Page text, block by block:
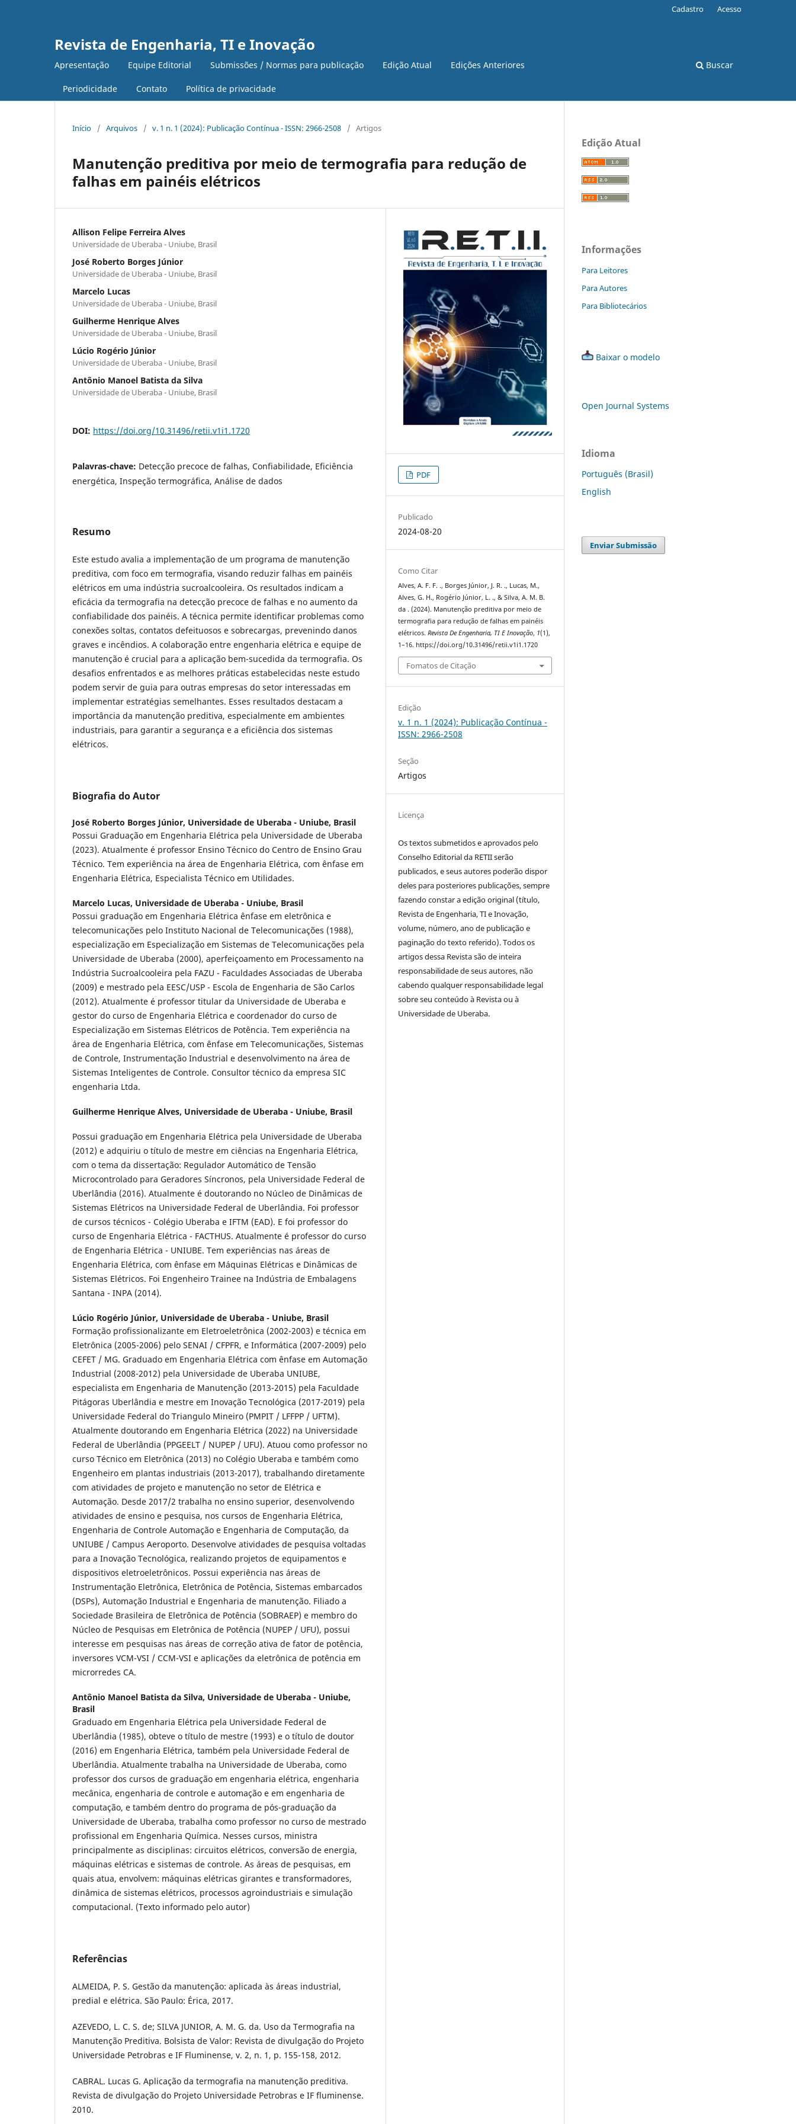
Revista de Engenharia, TI e Inovação
Apresentação Equipe Editorial Submissões / Normas para publicação Edição Atual Edições Anteriores
Periodicidade Contato Política de privacidade
Buscar
Cadastro Acesso
Início / Arquivos / v. 1 n. 1 (2024): Publicação Contínua - ISSN: 2966-2508 / Artigos
Manutenção preditiva por meio de termografia para redução de
falhas em painéis elétricos
Allison Felipe Ferreira Alves
Universidade de Uberaba - Uniube, Brasil
José Roberto Borges Júnior
Universidade de Uberaba - Uniube, Brasil
Marcelo Lucas
Universidade de Uberaba - Uniube, Brasil
Guilherme Henrique Alves
Universidade de Uberaba - Uniube, Brasil
Lúcio Rogério Júnior
Universidade de Uberaba - Uniube, Brasil
Antônio Manoel Batista da Silva
Universidade de Uberaba - Uniube, Brasil
DOI: https://doi.org/10.31496/retii.v1i1.1720
Palavras-chave: Detecção precoce de falhas, Confiabilidade, Eficiência
energética, Inspeção termográfica, Análise de dados
Resumo
Este estudo avalia a implementação de um programa de manutenção
preditiva, com foco em termografia, visando reduzir falhas em painéis
elétricos em uma indústria sucroalcooleira. Os resultados indicam a
eficácia da termografia na detecção precoce de falhas e no aumento da
confiabilidade dos painéis. A técnica permite identificar problemas como
conexões soltas, contatos defeituosos e sobrecargas, prevenindo danos
graves e incêndios. A colaboração entre engenharia elétrica e equipe de
manutenção é crucial para a aplicação bem-sucedida da termografia. Os
desafios enfrentados e as melhores práticas estabelecidas neste estudo
podem servir de guia para outras empresas do setor interessadas em
implementar estratégias semelhantes. Esses resultados destacam a
importância da manutenção preditiva, especialmente em ambientes
industriais, para garantir a segurança e a eficiência dos sistemas
elétricos.
Biografia do Autor
José Roberto Borges Júnior, Universidade de Uberaba - Uniube, Brasil
Possui Graduação em Engenharia Elétrica pela Universidade de Uberaba
(2023). Atualmente é professor Ensino Técnico do Centro de Ensino Grau
Técnico. Tem experiência na área de Engenharia Elétrica, com ênfase em
Engenharia Elétrica, Especialista Técnico em Utilidades.
Marcelo Lucas, Universidade de Uberaba - Uniube, Brasil
Possui graduação em Engenharia Elétrica ênfase em eletrônica e
telecomunicações pelo Instituto Nacional de Telecomunicações (1988),
especialização em Especialização em Sistemas de Telecomunicações pela
Universidade de Uberaba (2000), aperfeiçoamento em Processamento na
Indústria Sucroalcooleira pela FAZU - Faculdades Associadas de Uberaba
(2009) e mestrado pela EESC/USP - Escola de Engenharia de São Carlos
(2012). Atualmente é professor titular da Universidade de Uberaba e
gestor do curso de Engenharia Elétrica e coordenador do curso de
Especialização em Sistemas Elétricos de Potência. Tem experiência na
área de Engenharia Elétrica, com ênfase em Telecomunicações, Sistemas
de Controle, Instrumentação Industrial e desenvolvimento na área de
Sistemas Inteligentes de Controle. Consultor técnico da empresa SIC
engenharia Ltda.
Guilherme Henrique Alves, Universidade de Uberaba - Uniube, Brasil
Possui graduação em Engenharia Elétrica pela Universidade de Uberaba
(2012) e adquiriu o título de mestre em ciências na Engenharia Elétrica,
com o tema da dissertação: Regulador Automático de Tensão
Microcontrolado para Geradores Síncronos, pela Universidade Federal de
Uberlândia (2016). Atualmente é doutorando no Núcleo de Dinâmicas de
Sistemas Elétricos na Universidade Federal de Uberlândia. Foi professor
de cursos técnicos - Colégio Uberaba e IFTM (EAD). E foi professor do
curso de Engenharia Elétrica - FACTHUS. Atualmente é professor do curso
de Engenharia Elétrica - UNIUBE. Tem experiências nas áreas de
Engenharia Elétrica, com ênfase em Máquinas Elétricas e Dinâmicas de
Sistemas Elétricos. Foi Engenheiro Trainee na Indústria de Embalagens
Santana - INPA (2014).
Lúcio Rogério Júnior, Universidade de Uberaba - Uniube, Brasil
Formação profissionalizante em Eletroeletrônica (2002-2003) e técnica em
Eletrônica (2005-2006) pelo SENAI / CFPFR, e Informática (2007-2009) pelo
CEFET / MG. Graduado em Engenharia Elétrica com ênfase em Automação
Industrial (2008-2012) pela Universidade de Uberaba UNIUBE,
especialista em Engenharia de Manutenção (2013-2015) pela Faculdade
Pitágoras Uberlândia e mestre em Inovação Tecnológica (2017-2019) pela
Universidade Federal do Triangulo Mineiro (PMPIT / LFFPP / UFTM).
Atualmente doutorando em Engenharia Elétrica (2022) na Universidade
Federal de Uberlândia (PPGEELT / NUPEP / UFU). Atuou como professor no
curso Técnico em Eletrônica (2013) no Colégio Uberaba e também como
Engenheiro em plantas industriais (2013-2017), trabalhando diretamente
com atividades de projeto e manutenção no setor de Elétrica e
Automação. Desde 2017/2 trabalha no ensino superior, desenvolvendo
atividades de ensino e pesquisa, nos cursos de Engenharia Elétrica,
Engenharia de Controle Automação e Engenharia de Computação, da
UNIUBE / Campus Aeroporto. Desenvolve atividades de pesquisa voltadas
para a Inovação Tecnológica, realizando projetos de equipamentos e
dispositivos eletroeletrônicos. Possui experiência nas áreas de
Instrumentação Eletrônica, Eletrônica de Potência, Sistemas embarcados
(DSPs), Automação Industrial e Engenharia de manutenção. Filiado a
Sociedade Brasileira de Eletrônica de Potência (SOBRAEP) e membro do
Núcleo de Pesquisas em Eletrônica de Potência (NUPEP / UFU), possui
interesse em pesquisas nas áreas de correção ativa de fator de potência,
inversores VCM-VSI / CCM-VSI e aplicações da eletrônica de potência em
microrredes CA.
Antônio Manoel Batista da Silva, Universidade de Uberaba - Uniube,
Brasil
Graduado em Engenharia Elétrica pela Universidade Federal de
Uberlândia (1985), obteve o título de mestre (1993) e o título de doutor
(2016) em Engenharia Elétrica, também pela Universidade Federal de
Uberlândia. Atualmente trabalha na Universidade de Uberaba, como
professor dos cursos de graduação em engenharia elétrica, engenharia
mecânica, engenharia de controle e automação e em engenharia de
computação, e também dentro do programa de pós-graduação da
Universidade de Uberaba, trabalha como professor no curso de mestrado
profissional em Engenharia Química. Nesses cursos, ministra
principalmente as disciplinas: circuitos elétricos, conversão de energia,
máquinas elétricas e sistemas de controle. As áreas de pesquisas, em
quais atua, envolvem: máquinas elétricas girantes e transformadores,
dinâmica de sistemas elétricos, processos agroindustriais e simulação
computacional. (Texto informado pelo autor)
Referências
ALMEIDA, P. S. Gestão da manutenção: aplicada às áreas industrial,
predial e elétrica. São Paulo: Érica, 2017.
AZEVEDO, L. C. S. de; SILVA JUNIOR, A. M. G. da. Uso da Termografia na
Manutenção Preditiva. Bolsista de Valor: Revista de divulgação do Projeto
Universidade Petrobras e IF Fluminense, v. 2, n. 1, p. 155-158, 2012.
CABRAL. Lucas G. Aplicação da termografia na manutenção preditiva.
Revista de divulgação do Projeto Universidade Petrobras e IF fluminense.
2010.
PDF
Publicado
2024-08-20
Como Citar
Alves, A. F. F. ., Borges Júnior, J. R. ., Lucas, M.,
Alves, G. H., Rogério Júnior, L. ., & Silva, A. M. B.
da . (2024). Manutenção preditiva por meio de
termografia para redução de falhas em painéis
elétricos.Revista De Engenharia, TI E Inovação, 1(1),
1–16. https://doi.org/10.31496/retii.v1i1.1720
Fomatos de Citação
Edição
v. 1 n. 1 (2024): Publicação Contínua -
ISSN: 2966-2508
Seção
Artigos
Licença
Os textos submetidos e aprovados pelo
Conselho Editorial da RETII serão
publicados, e seus autores poderão dispor
deles para posteriores publicações, sempre
fazendo constar a edição original (título,
Revista de Engenharia, TI e Inovação,
volume, número, ano de publicação e
paginação do texto referido). Todos os
artigos dessa Revista são de inteira
responsabilidade de seus autores, não
cabendo qualquer responsabilidade legal
sobre seu conteúdo à Revista ou à
Universidade de Uberaba.
Edição Atual
Informações
Para Leitores
Para Autores
Para Bibliotecários
Baixar o modelo
Open Journal Systems
Idioma
Português (Brasil)
English
Enviar Submissão